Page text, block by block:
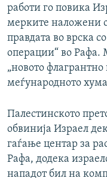
работи го повика
мерките наложени
правдата во врска
операции“ во Рафа.
„новото
меѓународното
Палестинското
обвинија Израел
гаѓање центар за
Рафа, додека
нападот бил на